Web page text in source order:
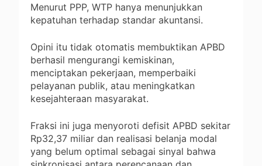
Menurut PPP, WTP hanya menunjukkan
kepatuhan terhadap standar akuntansi.
Opini itu tidak otomatis membuktikan APBD
berhasil mengurangi kemiskinan,
menciptakan pekerjaan, memperbaiki
pelayanan publik, atau meningkatkan
kesejahteraan masyarakat.
Fraksi ini juga menyoroti defisit APBD sekitar
Rp32,37 miliar dan realisasi belanja modal
yang belum optimal sebagai sinyal bahwa